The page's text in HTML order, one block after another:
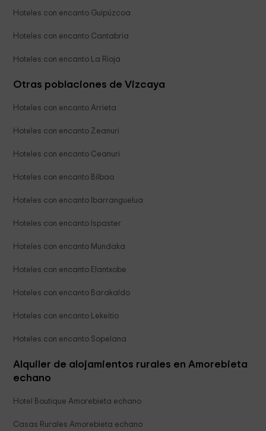
Hoteles con encanto Guipúzcoa
Hoteles con encanto Cantabria
Hoteles con encanto La Rioja
Otras poblaciones de Vizcaya
Hoteles con encanto Arrieta
Hoteles con encanto Zeanuri
Hoteles con encanto Ceanuri
Hoteles con encanto Bilbao
Hoteles con encanto Ibarranguelua
Hoteles con encanto Ispaster
Hoteles con encanto Mundaka
Hoteles con encanto Elantxobe
Hoteles con encanto Barakaldo
Hoteles con encanto Lekeitio
Hoteles con encanto Sopelana
Alquiler de alojamientos rurales en Amorebieta
echano
Hotel Boutique Amorebieta echano
Casas Rurales Amorebieta echano